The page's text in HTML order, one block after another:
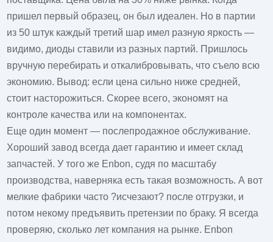
пришел первый образец, он был идеален. Но в партии
из 50 штук каждый третий шар имел разную яркость —
видимо, диоды ставили из разных партий. Пришлось
вручную перебирать и откалибровывать, что съело всю
экономию. Вывод: если цена сильно ниже средней,
стоит насторожиться. Скорее всего, экономят на
контроле качества или на компонентах.
Еще один момент — послепродажное обслуживание.
Хороший завод всегда дает гарантию и имеет склад
запчастей. У того же Enbon, судя по масштабу
производства, наверняка есть такая возможность. А вот
мелкие фабрики часто ?исчезают? после отгрузки, и
потом некому предъявить претензии по браку. Я всегда
проверяю, сколько лет компания на рынке. Enbon